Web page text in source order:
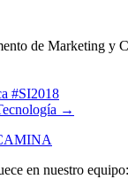
de Marketing
#SI2018
→
en nuestro